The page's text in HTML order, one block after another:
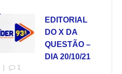
EDITORIAL
DO X DA
QUESTÃO –
DIA 20/10/21
| 1